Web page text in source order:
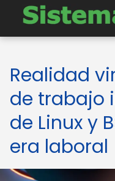
Realidad
de trabajo
de Linux y
era laboral